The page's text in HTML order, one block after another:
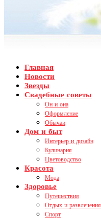
Главная
Новости
Звезды
Свадебные советы
Он и она
Оформление
Обычаи
Дом и быт
Интерьер и дизайн
Кулинария
Цветоводство
Красота
Мода
Здоровье
Путешествия
Отдых и развлечения
Спорт